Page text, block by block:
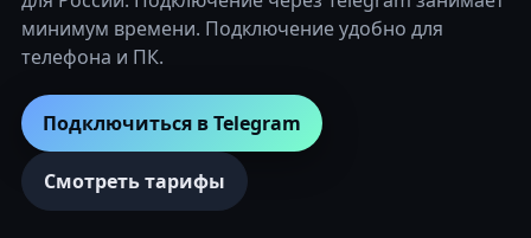
минимум времени. Подключение удобно для
телефона и ПК.
Подключиться в Telegram
Смотреть тарифы